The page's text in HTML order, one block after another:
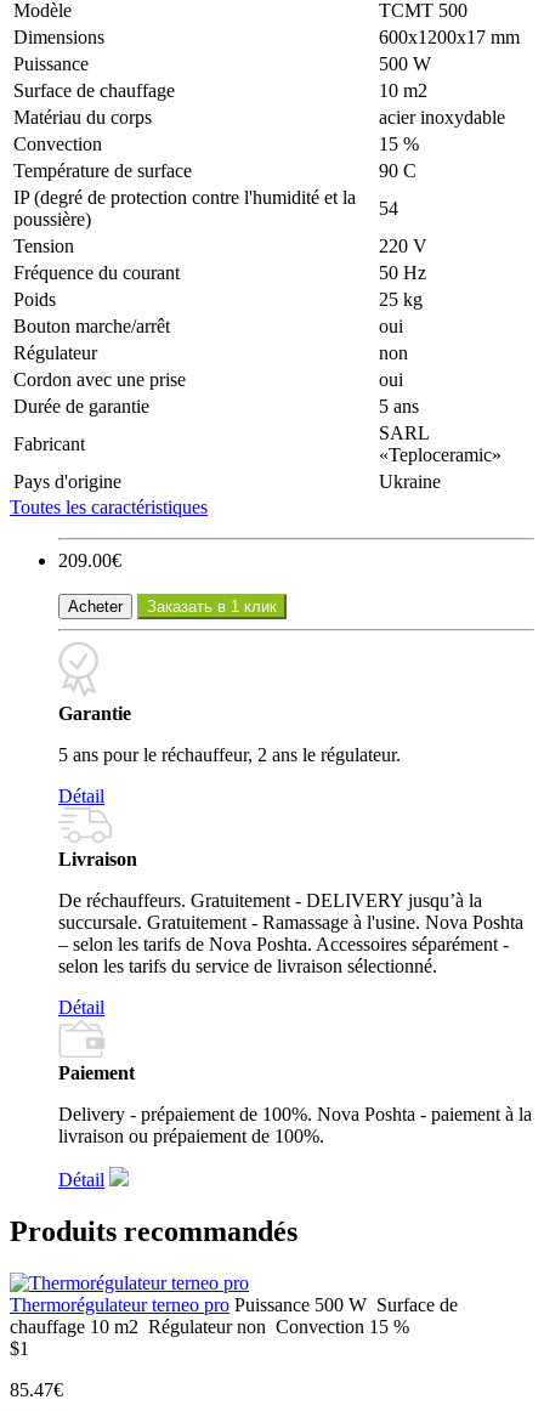
Modèle
ТСМТ 500
Dimensions
600х1200х17 mm
Puissance
500 W
Surface de chauffage
10 m2
Matériau du corps
acier inoxydable
Convection
15 %
Température de surface
90 С
IP (degré de protection contre l'humidité et la
poussière)
54
Tension
220 V
Fréquence du courant
50 Hz
Poids
25 kg
Bouton marche/arrêt
oui
Régulateur
non
Cordon avec une prise
oui
Durée de garantie
5 ans
Fabricant
SARL
«Teploceramic»
Pays d'origine
Ukraine
Toutes les caractéristiques
209.00€
Acheter Заказать в 1 клик
Garantie
5 ans pour le réchauffeur, 2 ans le régulateur.
Détail
Livraison
De réchauffeurs. Gratuitement - DELIVERY jusqu’à la
succursale. Gratuitement - Ramassage à l'usine. Nova Poshta
– selon les tarifs de Nova Poshta. Accessoires séparément -
selon les tarifs du service de livraison sélectionné.
Détail
Paiement
Delivery - prépaiement de 100%. Nova Poshta - paiement à la
livraison ou prépaiement de 100%.
Détail
Produits recommandés
Thermorégulateur terneo pro Puissance 500 W Surface de
chauffage 10 m2 Régulateur non Convection 15 %
$1
85.47€